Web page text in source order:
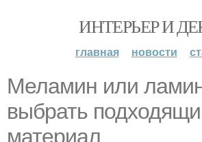
ИНТЕРЬЕР И
главная новости
Меламин или
выбрать
материал